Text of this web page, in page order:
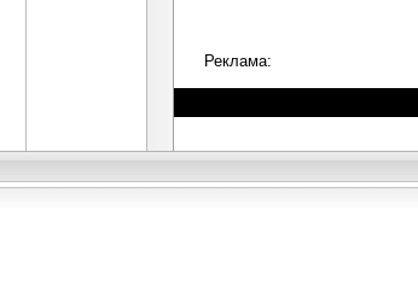
Реклама: